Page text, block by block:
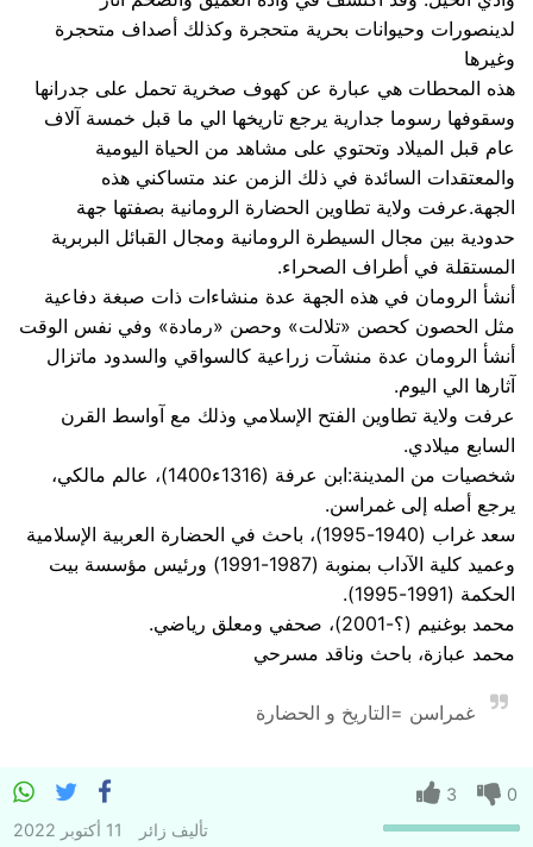
لدينصورات وحيوانات بحرية متحجرة وكذلك أصداف متحجرة
وغيرها
هذه المحطات هي عبارة عن كهوف صخرية تحمل على جدرانها
وسقوفها رسوما جدارية يرجع تاريخها الي ما قبل خمسة آلاف
عام قبل الميلاد وتحتوي على مشاهد من الحياة اليومية
والمعتقدات السائدة في ذلك الزمن عند متساكني هذه
الجهة.عرفت ولاية تطاوين الحضارة الرومانية بصفتها جهة
حدودية بين مجال السيطرة الرومانية ومجال القبائل البربرية
المستقلة في أطراف الصحراء.
أنشأ الرومان في هذه الجهة عدة منشاءات ذات صبغة دفاعية
مثل الحصون كحصن «تلالت» وحصن «رمادة» وفي نفس الوقت
أنشأ الرومان عدة منشآت زراعية كالسواقي والسدود ماتزال
آثارها الي اليوم.
عرفت ولاية تطاوين الفتح الإسلامي وذلك مع آواسط القرن
السابع ميلادي.
شخصيات من المدينة:ابن عرفة (1316ء1400)، عالم مالكي،
يرجع أصله إلى غمراسن.
سعد غراب (1940-1995)، باحث في الحضارة العربية الإسلامية
وعميد كلية الآداب بمنوبة (1987-1991) ورئيس مؤسسة بيت
الحكمة (1991-1995).
محمد بوغنيم (؟-2001)، صحفي ومعلق رياضي.
محمد عبازة، باحث وناقد مسرحي
غمراسن =التاريخ و الحضارة
0
3
تأليف زائر 11 أكتوبر 2022